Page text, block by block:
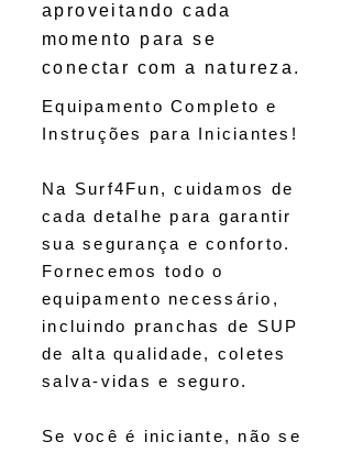
aproveitando cada
momento para se
conectar com a natureza.
Equipamento Completo e
Instruções para Iniciantes!
Na Surf4Fun, cuidamos de
cada detalhe para garantir
sua segurança e conforto.
Fornecemos todo o
equipamento necessário,
incluindo pranchas de SUP
de alta qualidade, coletes
salva-vidas e seguro.
Se você é iniciante, não se